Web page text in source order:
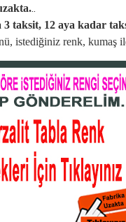
..
3 taksit, 12 aya kadar
istediğiniz renk, kumaş